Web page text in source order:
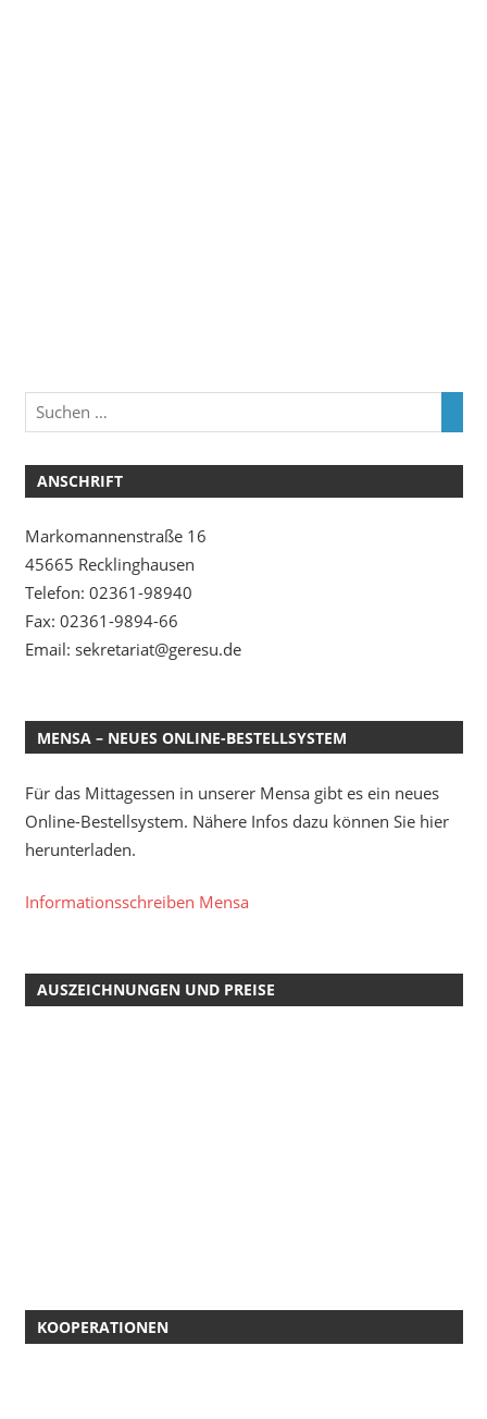
ANSCHRIFT
Markomannenstraße 16
45665 Recklinghausen
Telefon: 02361-98940
Fax: 02361-9894-66
Email: sekretariat@geresu.de
MENSA – NEUES ONLINE-BESTELLSYSTEM
Für das Mittagessen in unserer Mensa gibt es ein neues
Online-Bestellsystem. Nähere Infos dazu können Sie hier
herunterladen.
Informationsschreiben Mensa
AUSZEICHNUNGEN UND PREISE
KOOPERATIONEN